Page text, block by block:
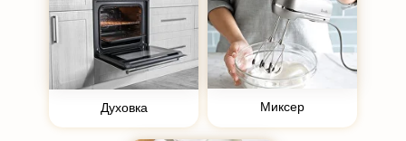
Духовка Миксер